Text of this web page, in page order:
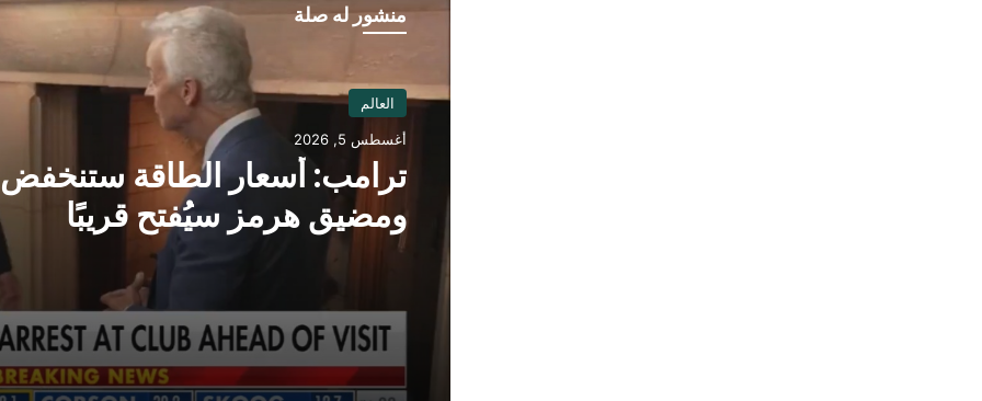
منشور له صلة
العالم
أغسطس 5, 2026
ترامب: أسعار الطاقة ستنخفض
ومضيق هرمز سيُفتح قريبًا